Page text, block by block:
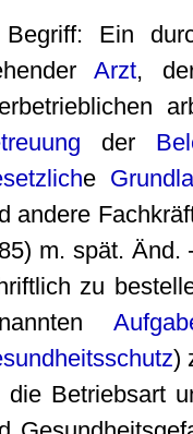
Ein
Arzt,
der
e
andere
m. spät.
zu
)
die Betriebsart